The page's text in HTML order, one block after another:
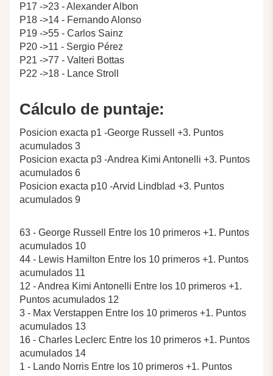
P17 ->23 - Alexander Albon
P18 ->14 - Fernando Alonso
P19 ->55 - Carlos Sainz
P20 ->11 - Sergio Pérez
P21 ->77 - Valteri Bottas
P22 ->18 - Lance Stroll
Cálculo de puntaje:
Posicion exacta p1 -George Russell +3. Puntos
acumulados 3
Posicion exacta p3 -Andrea Kimi Antonelli +3. Puntos
acumulados 6
Posicion exacta p10 -Arvid Lindblad +3. Puntos
acumulados 9
63 - George Russell Entre los 10 primeros +1. Puntos
acumulados 10
44 - Lewis Hamilton Entre los 10 primeros +1. Puntos
acumulados 11
12 - Andrea Kimi Antonelli Entre los 10 primeros +1.
Puntos acumulados 12
3 - Max Verstappen Entre los 10 primeros +1. Puntos
acumulados 13
16 - Charles Leclerc Entre los 10 primeros +1. Puntos
acumulados 14
1 - Lando Norris Entre los 10 primeros +1. Puntos